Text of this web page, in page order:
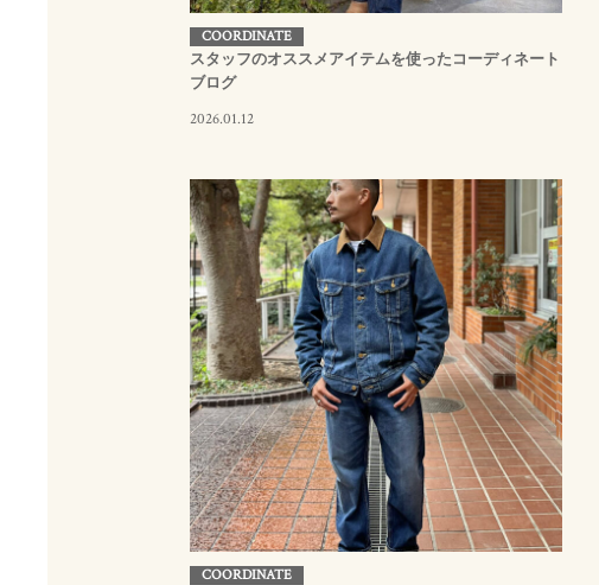
COORDINATE
スタッフのオススメアイテムを使ったコーディネート
ブログ
2026.01.12
COORDINATE